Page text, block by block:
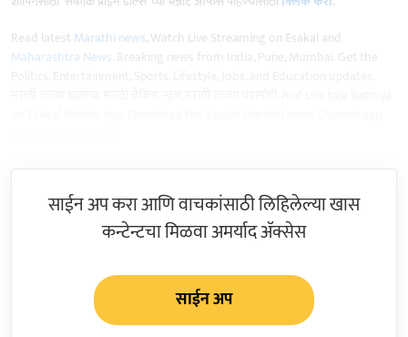
Read latest Marathi news, Watch Live Streaming on Esakal and
Maharashtra News . Breaking news from India, Pune, Mumbai. Get the
साईन अप करा आणि वाचकांसाठी लिहिलेल्या खास
कन्टेन्टचा मिळवा अमर्याद ॲक्सेस
साईन अप